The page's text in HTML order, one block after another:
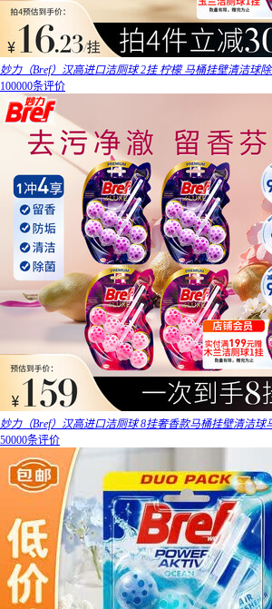
妙力（Bref）汉高进口洁厕球 2挂 柠檬 马桶挂壁清洁球
100000条评价
妙力（Bref）汉高进口洁厕球 8挂奢香款马桶挂壁清洁球
50000条评价